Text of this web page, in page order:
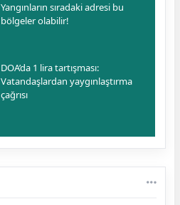
Yangınların sıradaki adresi bu
bölgeler olabilir!
DOA’da 1 lira tartışması:
Vatandaşlardan yaygınlaştırma
çağrısı